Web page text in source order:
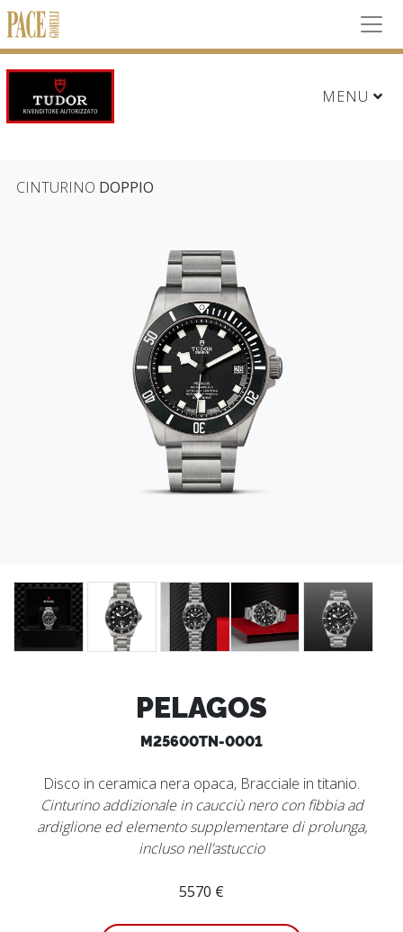
MENU
CINTURINO DOPPIO
PELAGOS
M25600TN-0001
Disco in ceramica nera opaca, Bracciale in titanio.
Cinturino addizionale in caucciù nero con fibbia ad
ardiglione ed elemento supplementare di prolunga,
incluso nell’astuccio
5570 €